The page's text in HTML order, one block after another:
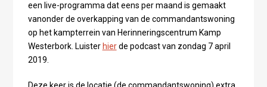
een live-programma dat eens per maand is gemaakt
vanonder de overkapping van de commandantswoning
op het kampterrein van Herinneringscentrum Kamp
Westerbork. Luister hierde podcast van zondag 7 april
2019.